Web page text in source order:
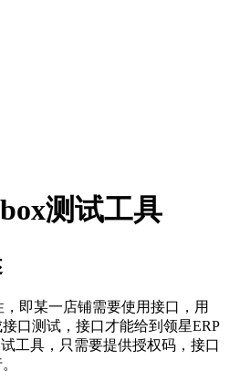
测试工具
即某一店铺需要使用接口，用
口测试，接口才能给到领星ERP
工具，只需要提供授权码，接口